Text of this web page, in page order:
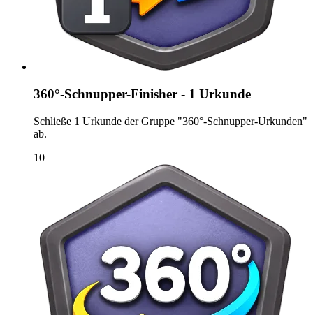
360°-Schnupper-Finisher - 1 Urkunde
Schließe 1 Urkunde der Gruppe "360°-Schnupper-Urkunden"
ab.
10